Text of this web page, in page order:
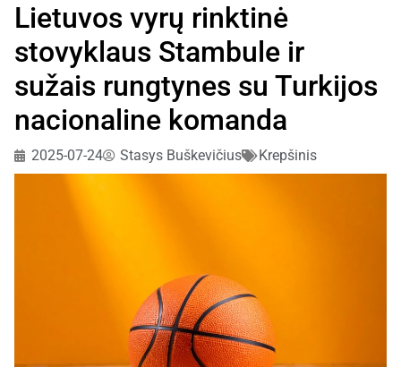
Lietuvos vyrų rinktinė
stovyklaus Stambule ir
sužais rungtynes su Turkijos
nacionaline komanda
2025-07-24 Stasys Buškevičius Krepšinis